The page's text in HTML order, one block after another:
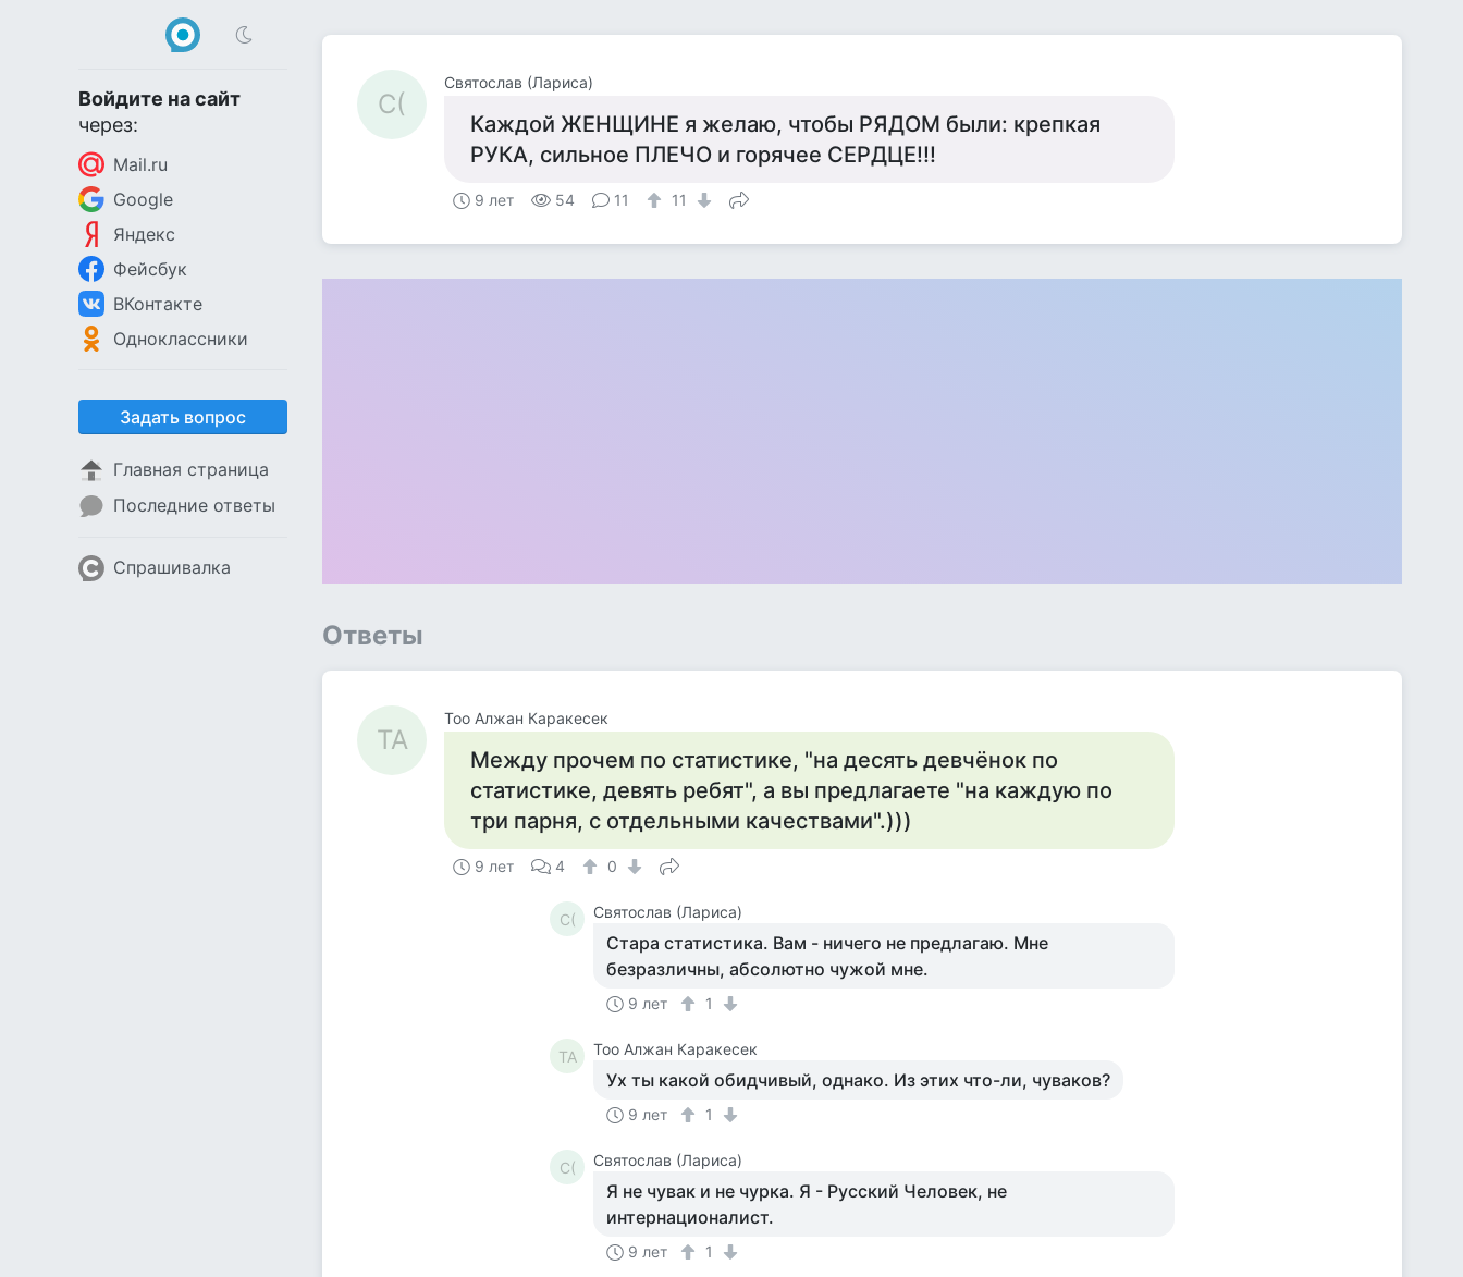
Войдите на сайт
через:
Mail.ru
Google
Яндекс
Фейсбук
ВКонтакте
Одноклассники
Задать вопрос
Главная страница
Последние ответы
Спрашивалка
С(
Святослав (Лариса)
Каждой ЖЕНЩИНЕ я желаю, чтобы РЯДОМ были: крепкая
РУКА, сильное ПЛЕЧО и горячее СЕРДЦЕ!!!
9 лет 54 11 11
Ответы
ТА
Тоо Алжан Каракесек
Между прочем по статистике, "на десять девчёнок по
статистике, девять ребят", а вы предлагаете "на каждую по
три парня, с отдельными качествами".)))
9 лет 4 0
С( Святослав (Лариса)
Стара статистика. Вам - ничего не предлагаю. Мне
безразличны, абсолютно чужой мне.
9 лет 1
ТА Тоо Алжан Каракесек
Ух ты какой обидчивый, однако. Из этих что-ли, чуваков?
9 лет 1
С( Святослав (Лариса)
Я не чувак и не чурка. Я - Русский Человек, не
интернационалист.
9 лет 1